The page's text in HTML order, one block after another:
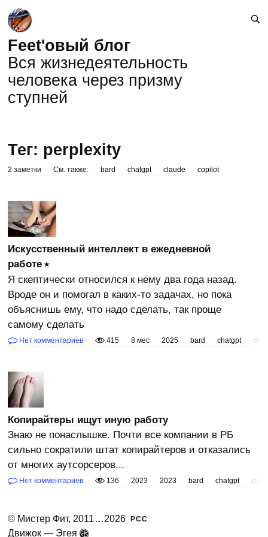
Feet'овый блог
Вся жизнедеятельность
человека через призму
ступней
Тег: perplexity
2 заметки См. также: bard chatgpt claude copilot
Искусственный интеллект в ежедневной
работе
Я скептически относился к нему два года назад.
Вроде он и помогал в каких-то задачах, но пока
объяснишь ему, что надо сделать, так проще
самому сделать
Нет комментариев 415 8 мес 2025 bard chatgpt
Копирайтеры ищут иную работу
Знаю не понаслышке. Почти все компании в РБ
сильно сократили штат копирайтеров и отказались
от многих аутсорсеров...
Нет комментариев 136 2023 2023 bard chatgpt
© Мистер Фит, 2011 ...2026 РСС
Движок — Эгея